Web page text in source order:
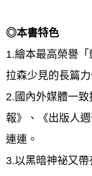
◎本書特色
1.繪本最高榮譽
拉森少見的長篇力
2.國內外媒體一
報》、《出版人
連連。
3.以黑暗神祕又